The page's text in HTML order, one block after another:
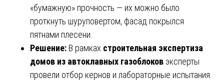
«бумажную» прочность — их можно было
проткнуть шуруповертом, фасад покрылся
пятнами плесени.
Решение: В рамках строительная экспертиза
домов из автоклавных газоблоков эксперты
провели отбор кернов и лабораторные испытания.